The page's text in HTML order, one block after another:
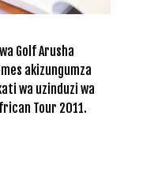
Golf Arusha
akizungumza
wa uzinduzi wa
Tour 2011.